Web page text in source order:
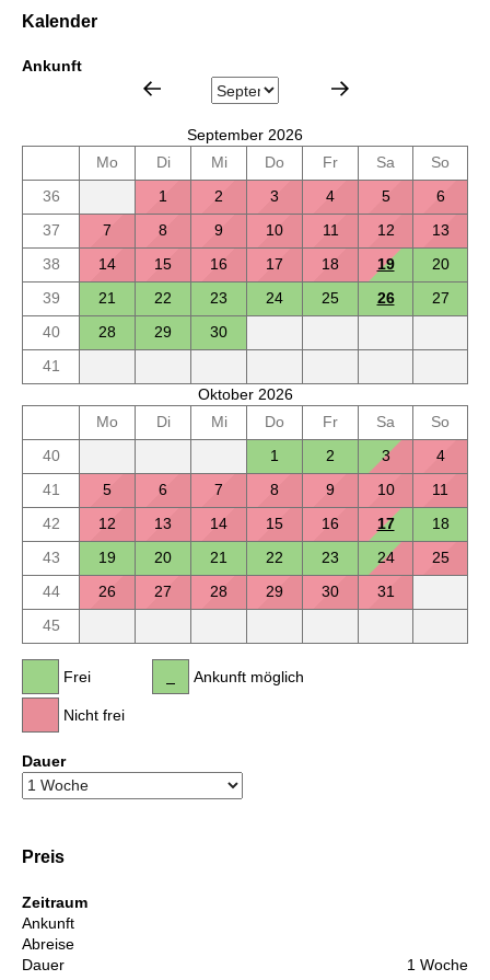
Kalender
Ankunft
September 2026
Mo
Di Mi Do Fr Sa
So
36
1 2 3 4 5
6
37
7 8 9 10 11 12
13
38
14 15 16 17 18 19
20
39
21 22 23 24 25 26
27
40
28 29
30
41
Oktober 2026
Mo
Di Mi Do Fr Sa
So
40
1 2 3
4
41
5 6 7 8 9 10
11
42
12 13 14 15 16 17
18
43
19 20 21 22 23 24
25
44
26 27 28 29 30
31
45
Frei
Nicht frei
Ankunft möglich
Dauer
Preis
Zeitraum
Ankunft
Abreise
Dauer
1 Woche